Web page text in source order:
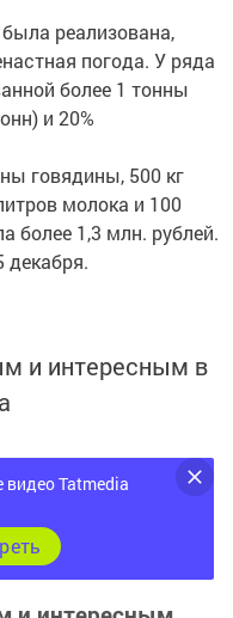
реализована,
погода. У ряда
более 1 тонны
и 20%
говядины, 500 кг
молока и 100
более 1,3 млн. рублей.
декабря.
и интересным в
в
MАХ:
Tatmedia